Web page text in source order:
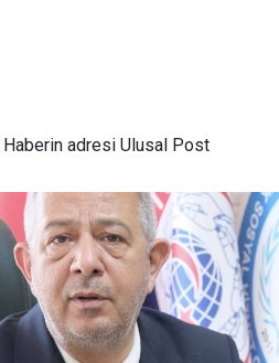
Haberin adresi Ulusal Post